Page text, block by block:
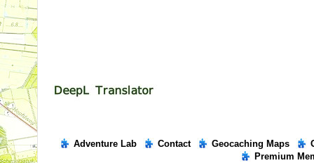
Adventure Lab Contact Geocaching Maps
Premium